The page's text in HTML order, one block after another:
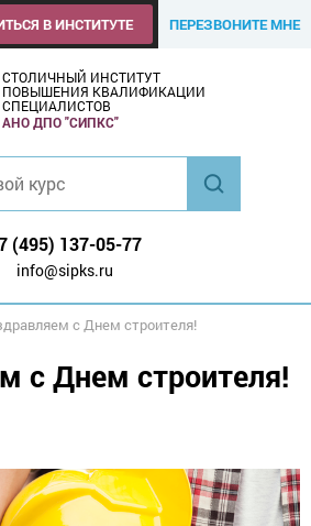
В ИНСТИТУТЕ ПЕРЕЗВОНИТЕ МНЕ
СТОЛИЧНЫЙ ИНСТИТУТ
ПОВЫШЕНИЯ КВАЛИФИКАЦИИ
СПЕЦИАЛИСТОВ
АНО ДПО "СИПКС"
(495) 137-05-77
info@sipks.ru
с Днем строителя!
с Днем строителя!